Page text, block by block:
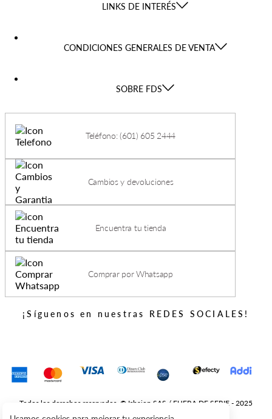
LINKS DE INTERÉS
CONDICIONES GENERALES DE VENTA
SOBRE FDS
Teléfono: (601) 605 2444
Cambios y devoluciones
Encuentra tu tienda
Comprar por Whatsapp
¡Síguenos en nuestras REDES SOCIALES!
Todos los derechos reservados. © Ishajon SAS / FUERA DE SERIE - 2025